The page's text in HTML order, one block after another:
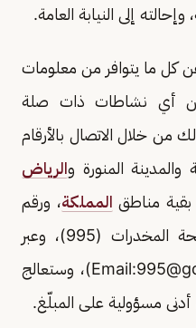
إلى النيابة العامة.
عن كل ما يتوافر من معلومات
عن أي نشاطات ذات صلة
من خلال الاتصال بالأرقام
الرياض
المملكة، ورقم
بلاغات المديرية العامة لمكافحة المخدرات (995)، وعبر
)، وستعالج
مسؤولية على المبلّغ.